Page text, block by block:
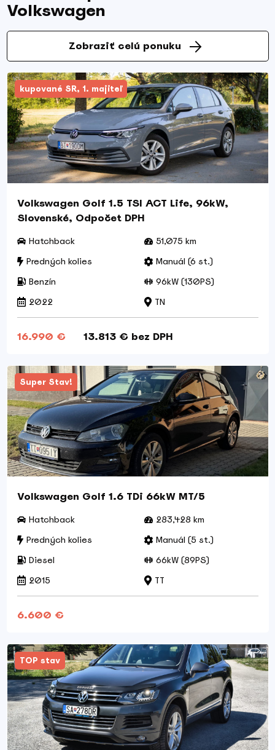
Volkswagen
Zobraziť celú ponuku
kupované SR, 1. majiteľ
Volkswagen Golf 1.5 TSI ACT Life, 96kW,
Slovenské, Odpočet DPH
Hatchback
51,075 km
Predných kolies
Manuál (6 st.)
Benzín
96kW (130PS)
2022
TN
16.990 € 13.813 € bez DPH
Super Stav!
Volkswagen Golf 1.6 TDi 66kW MT/5
Hatchback
283,428 km
Predných kolies
Manuál (5 st.)
Diesel
66kW (89PS)
2015
TT
6.600 €
TOP stav